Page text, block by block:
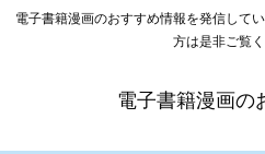
電子書籍漫画のおすすめ情報を発信して
方は是非ご覧く
電子書籍漫画の